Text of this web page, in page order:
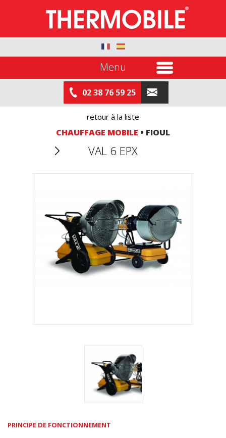
Menu
02 38 76 59 25
retour à la liste
CHAUFFAGE MOBILE • FIOUL
VAL 6 EPX
PRINCIPE DE FONCTIONNEMENT